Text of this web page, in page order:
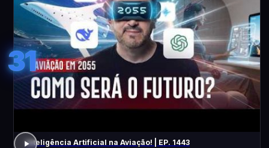
31
Inteligência Artificial na Aviação! | EP. 1443